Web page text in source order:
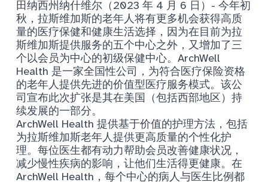
田纳西州纳什维尔（2023 年 4 月 6 日）- 今年初
秋，拉斯维加斯的老年人将有更多机会获得高质
量的医疗保健和健康生活选择，因为在目前为拉
斯维加斯提供服务的五个中心之外，又增加了三
个以会员为中心的初级保健中心。ArchWell
Health 是一家全国性公司，为符合医疗保险资格
的老年人提供先进的价值型医疗服务模式。该公
司宣布此次扩张是其在美国（包括西部地区）持
续发展的一部分。
ArchWell Health 提供基于价值的护理方法，包括
为拉斯维加斯老年人提供更高质量的个性化护
理。每位医生都有动力帮助会员改善健康状况，
减少慢性疾病的影响，让他们生活得更健康。在
ArchWell Health，每个中心的病人与医生比例都